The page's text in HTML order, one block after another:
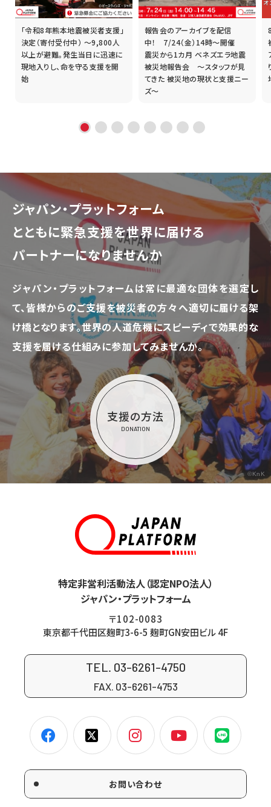
「令和8年熊本地震被災者支援」
決定（寄付受付中） ～9,800人
以上が避難。発生当日に迅速に
現地入りし、命を守る支援を開
始
報告会のアーカイブを配信
中！ 7/24（金）14時～開催
震災から1カ月 ベネズエラ地震
被災地報告会 ～スタッフが見
てきた 被災地の現状と支援ニー
ズ～
ジャパン・プラットフォーム
とともに緊急支援を世界に届ける
パートナーになりませんか
ジャパン・プラットフォームは常に最適な団体を選定し
て、皆様からのご支援を被災者の方々へ適切に届ける架
け橋となります。世界の人道危機にスピーディで効果的な
支援を届ける仕組みに参加してみませんか。
支援の方法
DONATION
©KnK
特定非営利活動法人（認定NPO法人）
ジャパン・プラットフォーム
〒102-0083
東京都千代田区麹町3-6-5 麹町GN安田ビル 4F
TEL. 03-6261-4750
FAX. 03-6261-4753
お問い合わせ